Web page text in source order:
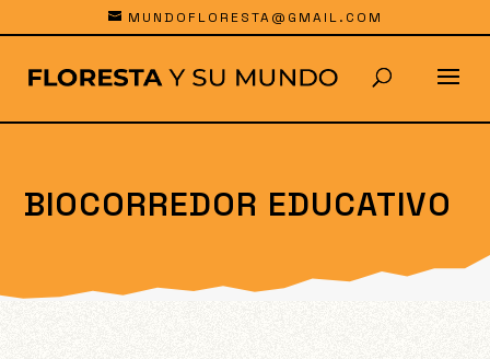
MUNDOFLORESTA@GMAIL.COM
BIOCORREDOR EDUCATIVO